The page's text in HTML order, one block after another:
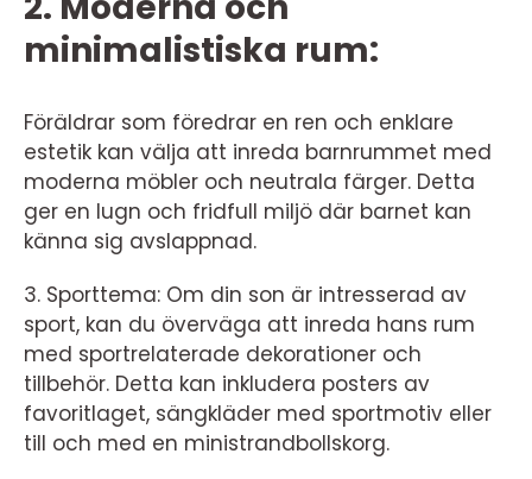
minimalistiska rum:
Föräldrar som föredrar en ren och enklare
estetik kan välja att inreda barnrummet med
moderna möbler och neutrala färger. Detta
ger en lugn och fridfull miljö där barnet kan
känna sig avslappnad.
3. Sporttema: Om din son är intresserad av
sport, kan du överväga att inreda hans rum
med sportrelaterade dekorationer och
tillbehör. Detta kan inkludera posters av
favoritlaget, sängkläder med sportmotiv eller
till och med en ministrandbollskorg.